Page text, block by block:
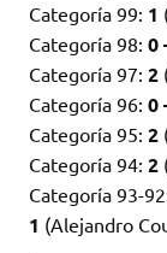
Categoría 99: 1
Categoría 98: 0
Categoría 97: 2
Categoría 96: 0
Categoría 95: 2
Categoría 94: 2
Categoría 93-
1 (Alejandro